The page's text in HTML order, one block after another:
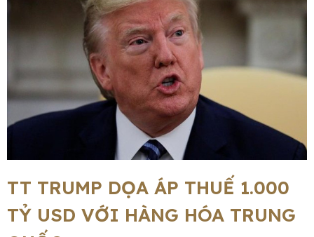
TT TRUMP DỌA ÁP THUẾ 1.000
TỶ USD VỚI HÀNG HÓA TRUNG